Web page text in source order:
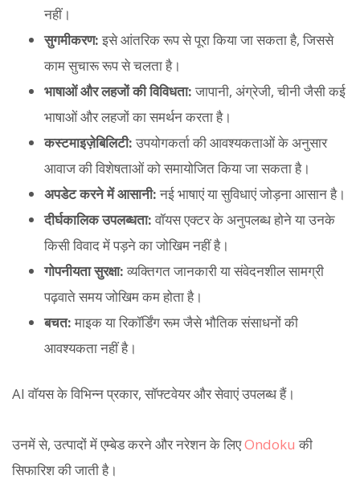
नहीं।
सुगमीकरण:इसे आंतरिक रूप से पूरा किया जा सकता है, जिससे
काम सुचारू रूप से चलता है।
भाषाओं और लहजों की विविधता:जापानी, अंग्रेजी, चीनी जैसी कई
भाषाओं और लहजों का समर्थन करता है।
कस्टमाइज़ेबिलिटी:उपयोगकर्ता की आवश्यकताओं के अनुसार
आवाज की विशेषताओं को समायोजित किया जा सकता है।
अपडेट करने में आसानी:नई भाषाएं या सुविधाएं जोड़ना आसान है।
दीर्घकालिक उपलब्धता:वॉयस एक्टर के अनुपलब्ध होने या उनके
किसी विवाद में पड़ने का जोखिम नहीं है।
गोपनीयता सुरक्षा:व्यक्तिगत जानकारी या संवेदनशील सामग्री
पढ़वाते समय जोखिम कम होता है।
बचत:माइक या रिकॉर्डिंग रूम जैसे भौतिक संसाधनों की
आवश्यकता नहीं है।
AI वॉयस के विभिन्न प्रकार, सॉफ्टवेयर और सेवाएं उपलब्ध हैं।
उनमें से, उत्पादों में एम्बेड करने और नरेशन के लिएOndoku की
सिफारिश की जाती है।